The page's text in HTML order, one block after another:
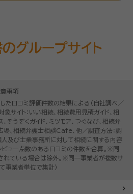
グループサイト
事項
た口コミ評価件数の結果による（自社調べ／
イト：いい相続、相続費用見積ガイド、相
そうぞくガイド、ミツモア、つぐなび、相続弁
場、相続弁護士相談Cafe、他／調査方法：調
人及び士業事務所に対して相続に関する内容
ュー点数のある口コミの件数を合算。※同
れている場合は除外。※同一事業者が複数サ
事業者単位で集計）